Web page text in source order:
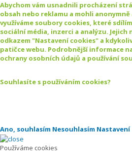
Abychom vám usnadnili procházení
obsah nebo reklamu a mohli
využíváme soubory cookies, které
sociální média, inzerci a analýzu.
odkazem "Nastavení cookies" a
patičce webu. Podrobnější informace
ochrany osobních údajů a používání
Souhlasíte s používáním cookies?
Ano, souhlasím Nesouhlasím Nastavení
Používáme cookies